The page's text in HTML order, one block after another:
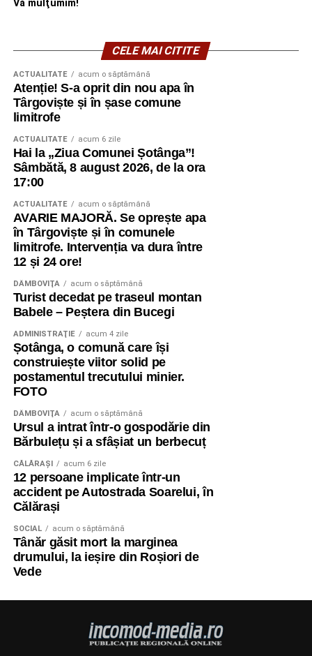
Vă mulţumim!
CELE MAI CITITE
ACTUALITATE acum o săptămână
Atenție! S-a oprit din nou apa în
Târgoviște și în șase comune
limitrofe
ACTUALITATE acum 6 zile
Hai la „Ziua Comunei Șotânga”!
Sâmbătă, 8 august 2026, de la ora
17:00
ACTUALITATE acum o săptămână
AVARIE MAJORĂ. Se oprește apa
în Târgoviște și în comunele
limitrofe. Intervenția va dura între
12 și 24 ore!
DÂMBOVIŢA acum o săptămână
Turist decedat pe traseul montan
Babele – Peștera din Bucegi
ADMINISTRAŢIE acum 4 zile
Șotânga, o comună care își
construiește viitor solid pe
postamentul trecutului minier.
FOTO
DÂMBOVIŢA acum o săptămână
Ursul a intrat într-o gospodărie din
Bărbulețu și a sfâșiat un berbecuț
CĂLĂRAŞI acum 6 zile
12 persoane implicate într-un
accident pe Autostrada Soarelui, în
Călărași
SOCIAL acum o săptămână
Tânăr găsit mort la marginea
drumului, la ieșire din Roșiori de
Vede